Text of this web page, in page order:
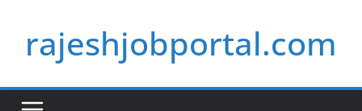
contentrajeshjobportal.com